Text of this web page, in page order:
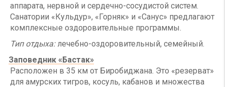
аппарата, нервной и сердечно-сосудистой систем.
Санатории «Кульдур», «Горняк» и «Санус» предлагают
комплексные оздоровительные программы.
Тип отдыха:лечебно-оздоровительный, семейный.
Заповедник «Бастак»
Расположен в 35 км от Биробиджана. Это «резерват»
для амурских тигров, косуль, кабанов и множества